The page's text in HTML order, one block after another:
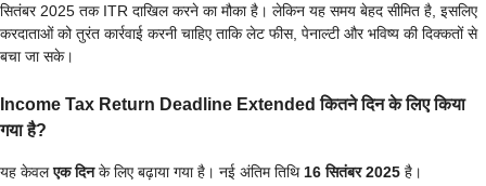
सितंबर 2025 तक ITR दाखिल करने का मौका है। लेकिन यह समय बेहद सीमित है, इसलिए
करदाताओं को तुरंत कार्रवाई करनी चाहिए ताकि लेट फीस, पेनाल्टी और भविष्य की दिक्कतों से
बचा जा सके।
Income Tax Return Deadline Extended कितने दिन के लिए किया
गया है?
यह केवलएक दिनके लिए बढ़ाया गया है। नई अंतिम तिथि 16 सितंबर 2025 है।